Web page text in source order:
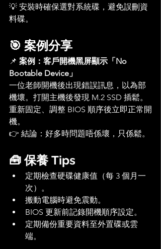
💡 安裝時確保選對系統碟，避免誤刪資
料碟。
🎯 案例分享
📌 案例：客戶開機黑屏顯示「No
Bootable Device」
一位老師開機後出現錯誤訊息，以為部
機壞。打開主機後發現 M.2 SSD 插鬆。
重新固定、調整 BIOS 順序後立即正常開
機。
👉 結論：好多時問題唔係壞，只係鬆。
🧰 保養 Tips
定期檢查硬碟健康值（每 3 個月一
次）。
搬動電腦時避免震動。
BIOS 更新前記錄開機順序設定。
定期備份重要資料至外置碟或雲
端。